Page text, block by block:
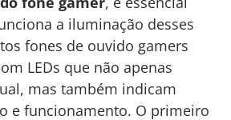
a iluminação desses
fones de ouvido gamers
LEDs que não apenas
mas também indicam
e funcionamento. O primeiro